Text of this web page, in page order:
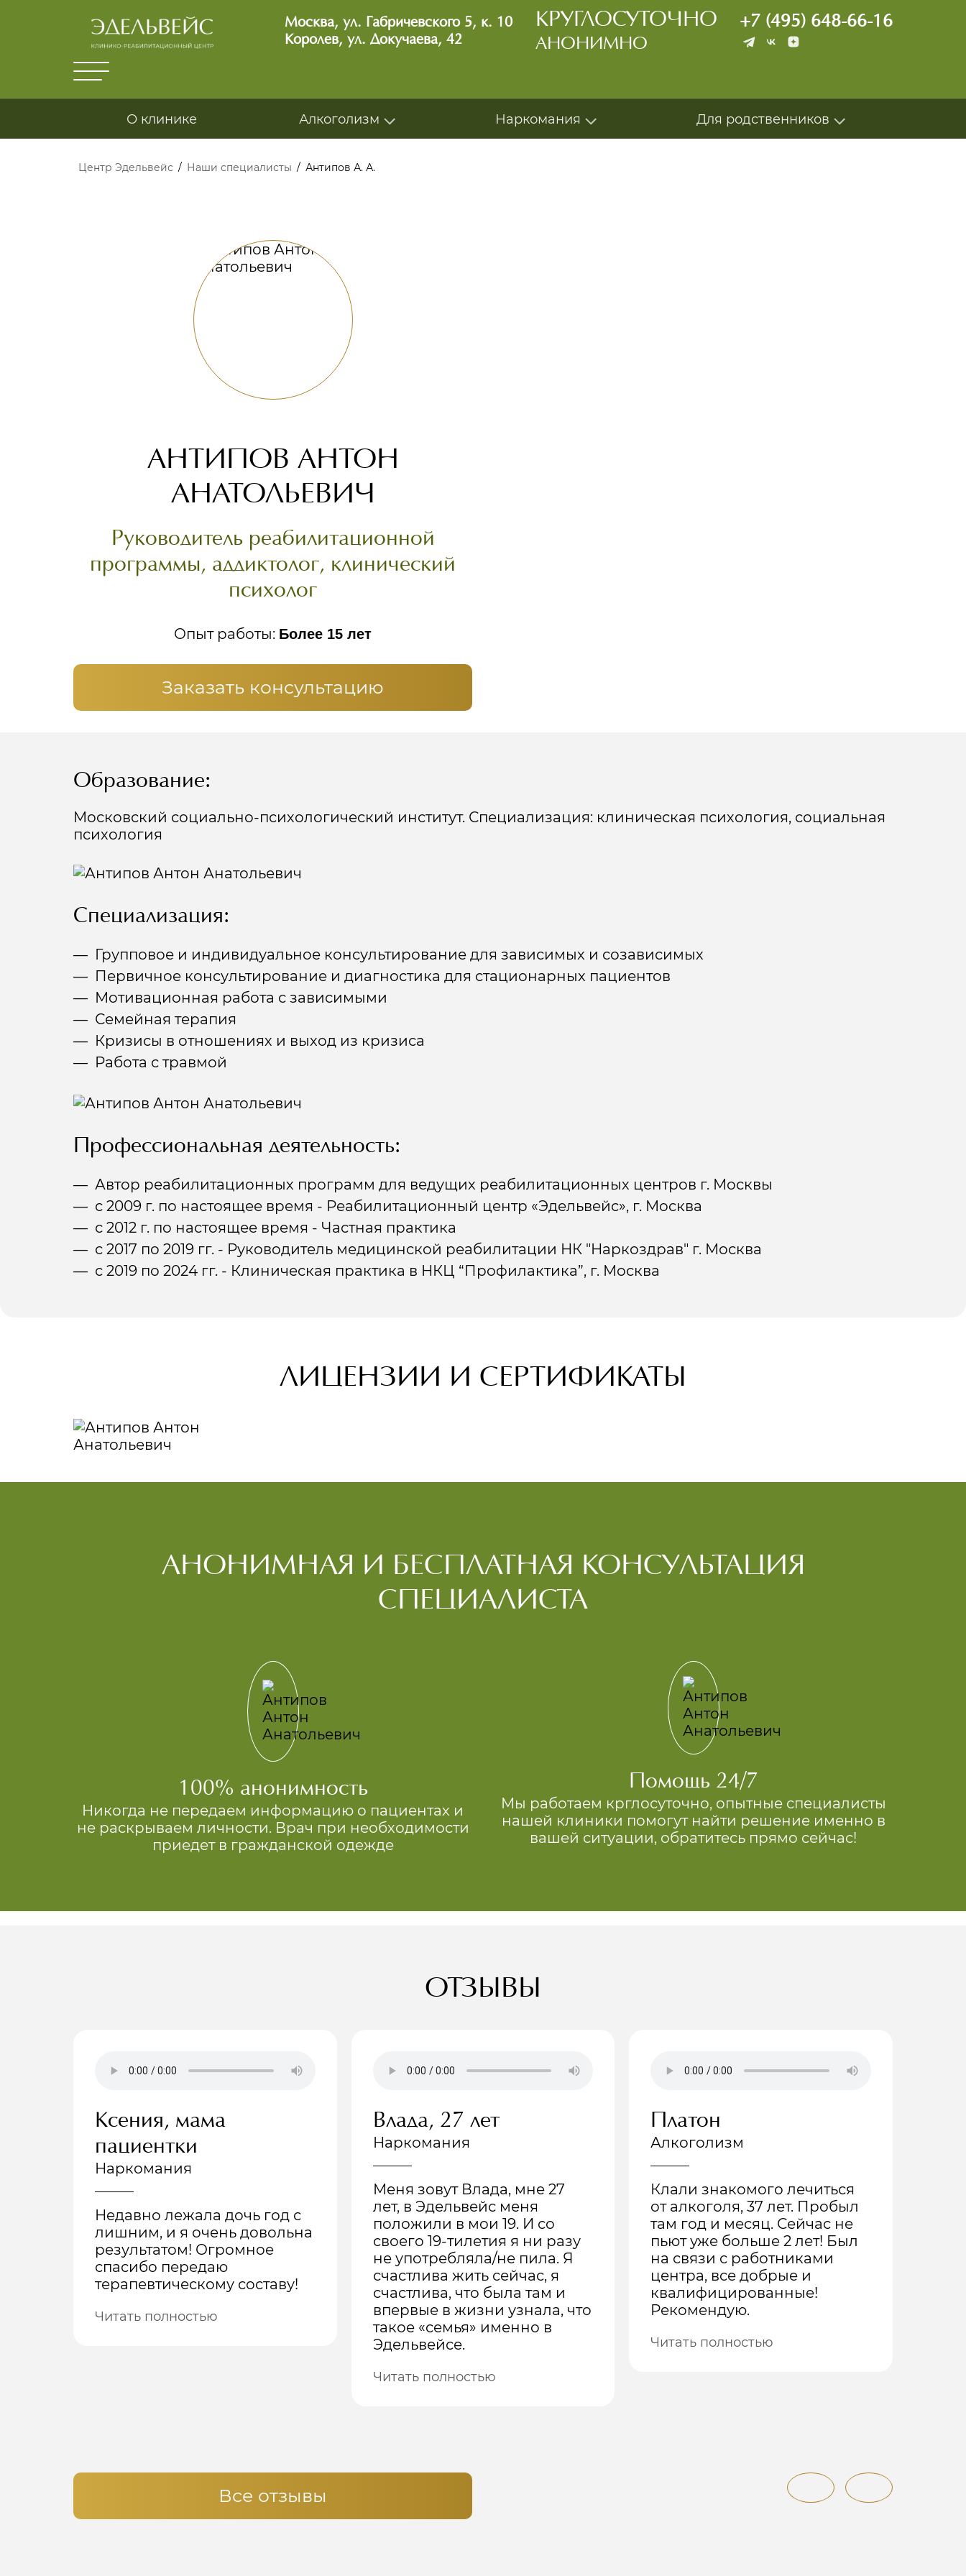
Москва, ул. Габричевского 5, к. 10
Королев, ул. Докучаева, 42
КРУГЛОСУТОЧНО
АНОНИМНО
+7 (495) 648-66-16
О клинике Алкоголизм Наркомания Для родственников
Центр Эдельвейс / Наши специалисты / Антипов А. А.
АНТИПОВ АНТОН
АНАТОЛЬЕВИЧ
Руководитель реабилитационной
программы, аддиктолог, клинический
психолог
Опыт работы: Более 15 лет
Заказать консультацию
Образование:
Московский социально-психологический институт. Специализация: клиническая психология, социальная
психология
Специализация:
Групповое и индивидуальное консультирование для зависимых и созависимых
Первичное консультирование и диагностика для стационарных пациентов
Мотивационная работа с зависимыми
Семейная терапия
Кризисы в отношениях и выход из кризиса
Работа с травмой
Профессиональная деятельность:
Автор реабилитационных программ для ведущих реабилитационных центров г. Москвы
с 2009 г. по настоящее время - Реабилитационный центр «Эдельвейс», г. Москва
с 2012 г. по настоящее время - Частная практика
с 2017 по 2019 гг. - Руководитель медицинской реабилитации НК "Наркоздрав" г. Москва
с 2019 по 2024 гг. - Клиническая практика в НКЦ “Профилактика”, г. Москва
ЛИЦЕНЗИИ И СЕРТИФИКАТЫ
АНОНИМНАЯ И БЕСПЛАТНАЯ КОНСУЛЬТАЦИЯ
СПЕЦИАЛИСТА
100% анонимность
Никогда не передаем информацию о пациентах и
не раскрываем личности. Врач при необходимости
приедет в гражданской одежде
Помощь 24/7
Мы работаем крглосуточно, опытные специалисты
нашей клиники помогут найти решение именно в
вашей ситуации, обратитесь прямо сейчас!
ОТЗЫВЫ
Ксения, мама
пациентки
Наркомания
Недавно лежала дочь год с
лишним, и я очень довольна
результатом! Огромное
спасибо передаю
терапевтическому составу!
Читать полностью
Влада, 27 лет
Наркомания
Меня зовут Влада, мне 27
лет, в Эдельвейс меня
положили в мои 19. И со
своего 19-тилетия я ни разу
не употребляла/не пила. Я
счастлива жить сейчас, я
счастлива, что была там и
впервые в жизни узнала, что
такое «семья» именно в
Эдельвейсе.
Читать полностью
Платон
Алкоголизм
Клали знакомого лечиться
от алкоголя, 37 лет. Пробыл
там год и месяц. Сейчас не
пьют уже больше 2 лет! Был
на связи с работниками
центра, все добрые и
квалифицированные!
Рекомендую.
Читать полностью
Все отзывы